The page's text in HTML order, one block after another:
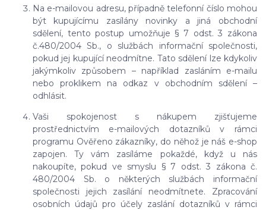
Na e-mailovou adresu, případně telefonní číslo mohou
být kupujícímu zasílány novinky a jiná obchodní
sdělení, tento postup umožňuje § 7 odst. 3 zákona
č.480/2004 Sb., o službách informační společnosti,
pokud jej kupující neodmítne. Tato sdělení lze kdykoliv
jakýmkoliv způsobem – například zasláním e-mailu
nebo proklikem na odkaz v obchodním sdělení –
odhlásit.
Vaši spokojenost s nákupem zjišťujeme
prostřednictvím e-mailových dotazníků v rámci
programu Ověřeno zákazníky, do něhož je náš e-shop
zapojen. Ty vám zasíláme pokaždé, když u nás
nakoupíte, pokud ve smyslu § 7 odst. 3 zákona č.
480/2004 Sb. o některých službách informační
společnosti jejich zasílání neodmítnete. Zpracování
osobních údajů pro účely zaslání dotazníků v rámci